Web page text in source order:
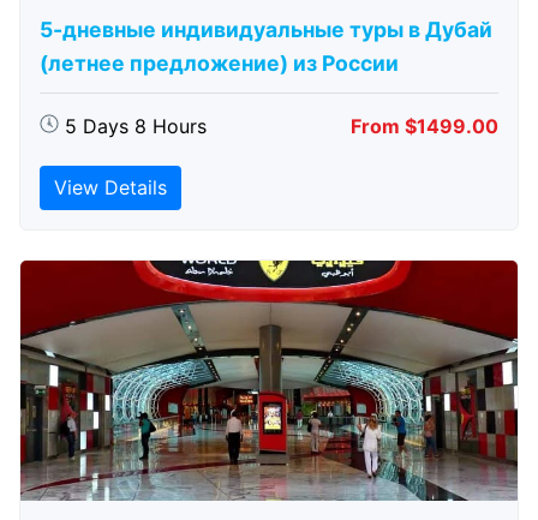
5-дневные индивидуальные туры в Дубай
(летнее предложение) из России
5 Days 8 Hours From $1499.00
View Details